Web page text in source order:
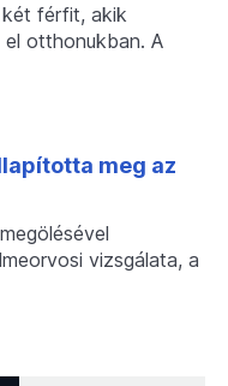
két férfit, akik
otthonukban. A
meg az
vizsgálata, a